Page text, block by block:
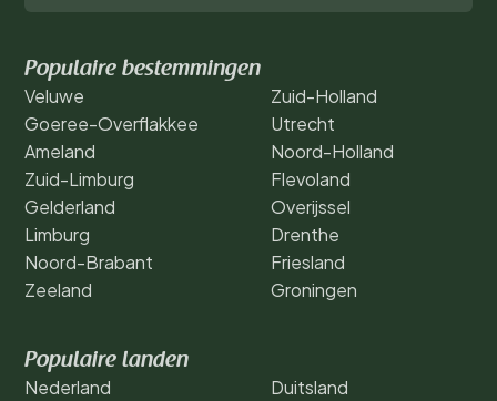
Populaire bestemmingen
Veluwe
Goeree-Overflakkee
Ameland
Zuid-Limburg
Gelderland
Limburg
Noord-Brabant
Zeeland
Zuid-Holland
Utrecht
Noord-Holland
Flevoland
Overijssel
Drenthe
Friesland
Groningen
Populaire landen
Nederland
Duitsland